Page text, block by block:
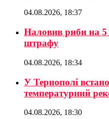
04.08.2026, 18:37
Наловив риби на 5
штрафу
04.08.2026, 18:34
У Тернополі
температурний
04.08.2026, 18:30